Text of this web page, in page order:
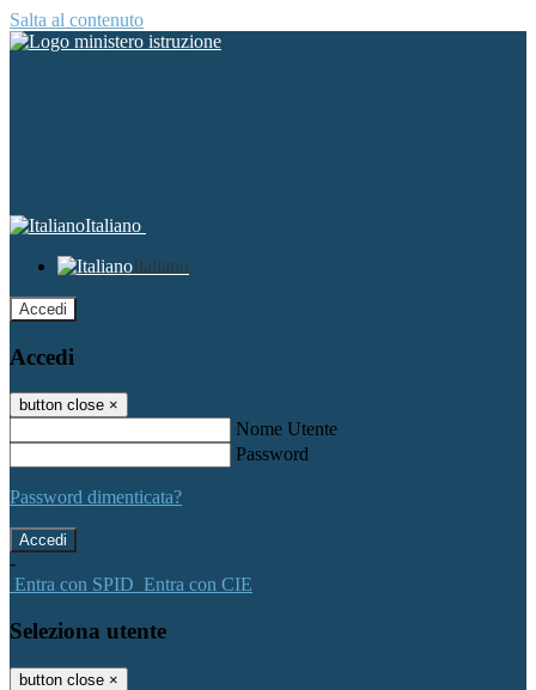
Salta al contenuto
Italiano
Italiano
Accedi
Accedi
button close ×
Nome Utente
Password
Password dimenticata?
-
Entra con SPID Entra con CIE
Seleziona utente
button close ×